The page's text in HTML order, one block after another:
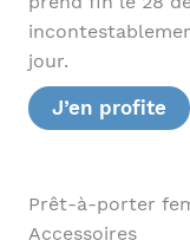
jour.
J’en profite
Prêt-à-porter
Accessoires